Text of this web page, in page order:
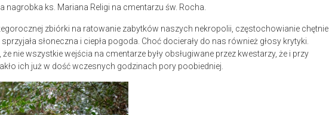
nagrobka ks. Mariana Religi na cmentarzu św. Rocha.
zbiórki na ratowanie zabytków naszych nekropolii, częstochowianie chętnie
słoneczna i ciepła pogoda. Choć docierały do nas również głosy krytyki.
że nie wszystkie wejścia na cmentarze były obsługiwane przez kwestarzy, że i przy
ich już w dość wczesnych godzinach pory poobiedniej.